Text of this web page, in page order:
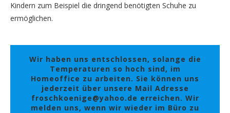
Kindern zum Beispiel die dringend benötigten Schuhe zu
ermöglichen.
Wir haben uns entschlossen, solange die
Temperaturen so hoch sind, im
Homeoffice zu arbeiten. Sie können uns
jederzeit über unsere Mail Adresse
froschkoenige@yahoo.de erreichen. Wir
melden uns, wenn wir wieder im Büro zu